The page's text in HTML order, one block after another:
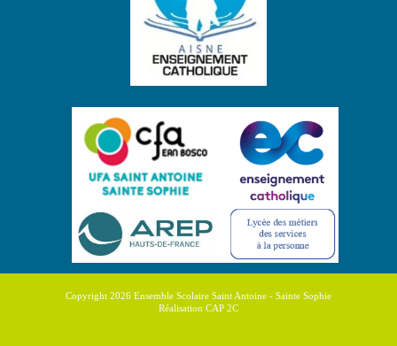
Copyright 2026 Ensemble Scolaire Saint Antoine - Sainte Sophie
Réalisation CAP 2C